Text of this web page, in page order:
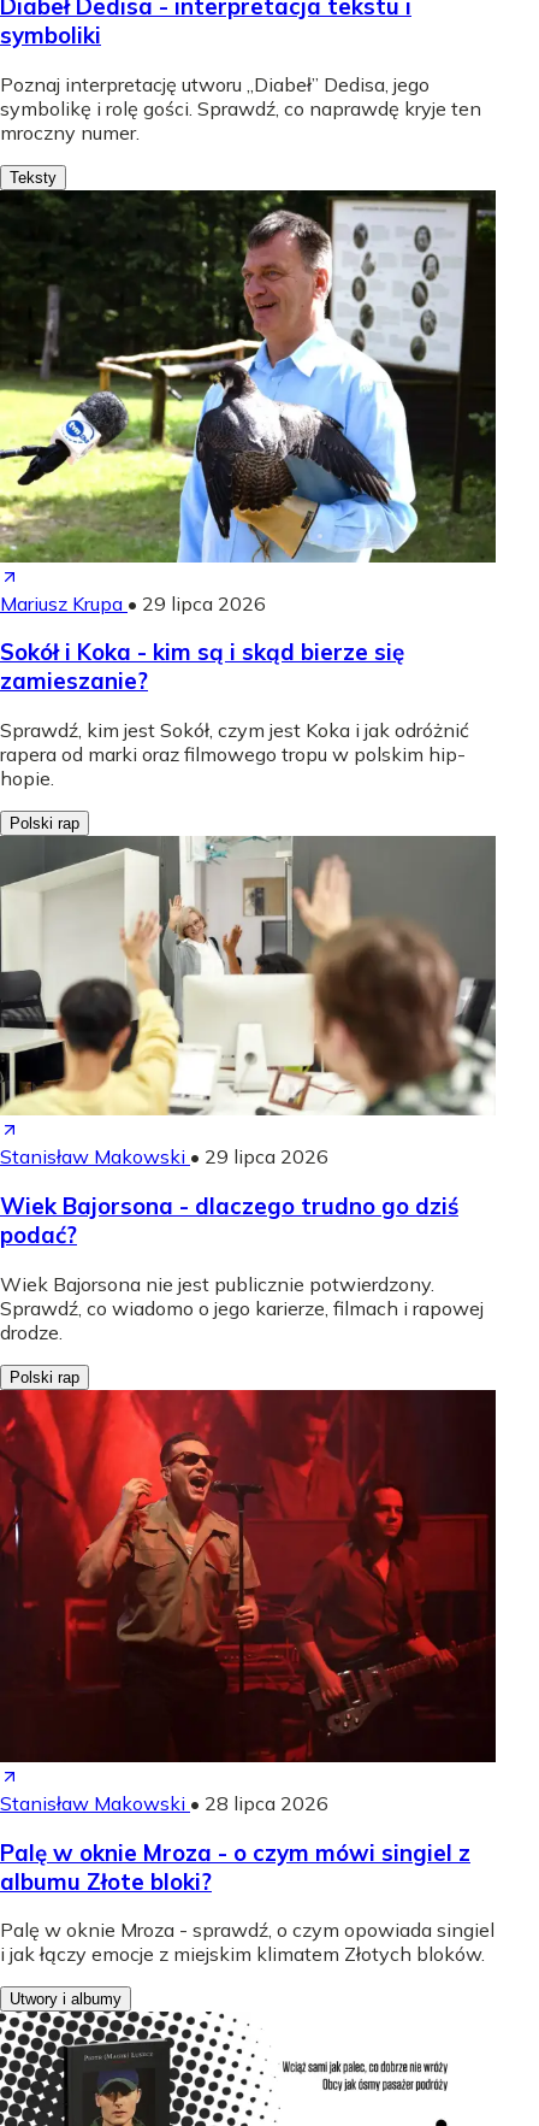
Diabeł Dedisa - interpretacja tekstu i
symboliki
Poznaj interpretację utworu „Diabeł” Dedisa, jego
symbolikę i rolę gości. Sprawdź, co naprawdę kryje ten
mroczny numer.
Teksty
Mariusz Krupa • 29 lipca 2026
Sokół i Koka - kim są i skąd bierze się
zamieszanie?
Sprawdź, kim jest Sokół, czym jest Koka i jak odróżnić
rapera od marki oraz filmowego tropu w polskim hip-
hopie.
Polski rap
Stanisław Makowski • 29 lipca 2026
Wiek Bajorsona - dlaczego trudno go dziś
podać?
Wiek Bajorsona nie jest publicznie potwierdzony.
Sprawdź, co wiadomo o jego karierze, filmach i rapowej
drodze.
Polski rap
Stanisław Makowski • 28 lipca 2026
Palę w oknie Mroza - o czym mówi singiel z
albumu Złote bloki?
Palę w oknie Mroza - sprawdź, o czym opowiada singiel
i jak łączy emocje z miejskim klimatem Złotych bloków.
Utwory i albumy